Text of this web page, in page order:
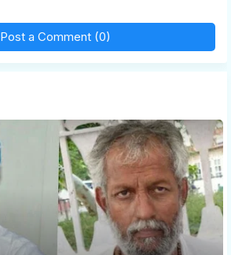
Post a Comment (0)